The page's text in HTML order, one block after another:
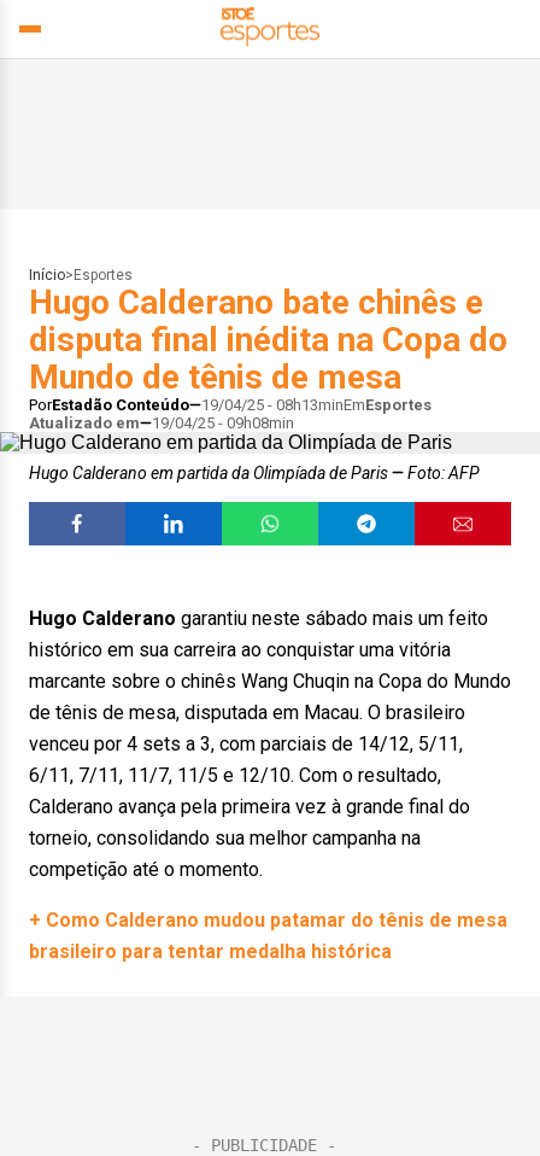
Início> Esportes
Hugo Calderano bate chinês e
disputa final inédita na Copa do
Mundo de tênis de mesa
PorEstadão Conteúdo 19/04/25 - 08h13minEmEsportes
Atualizado em
19/04/25 - 09h08min
Hugo Calderano em partida da Olimpíada de Paris Foto: AFP
Hugo Calderano garantiu neste sábado mais um feito
histórico em sua carreira ao conquistar uma vitória
marcante sobre o chinês Wang Chuqin na Copa do Mundo
de tênis de mesa, disputada em Macau. O brasileiro
venceu por 4 sets a 3, com parciais de 14/12, 5/11,
6/11, 7/11, 11/7, 11/5 e 12/10. Com o resultado,
Calderano avança pela primeira vez à grande final do
torneio, consolidando sua melhor campanha na
competição até o momento.
+ Como Calderano mudou patamar do tênis de mesa
brasileiro para tentar medalha histórica